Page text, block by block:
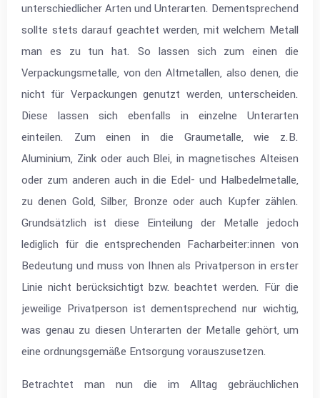
unterschiedlicher Arten und Unterarten. Dementsprechend
sollte stets darauf geachtet werden, mit welchem Metall
man es zu tun hat. So lassen sich zum einen die
Verpackungsmetalle, von den Altmetallen, also denen, die
nicht für Verpackungen genutzt werden, unterscheiden.
Diese lassen sich ebenfalls in einzelne Unterarten
einteilen. Zum einen in die Graumetalle, wie z.B.
Aluminium, Zink oder auch Blei, in magnetisches Alteisen
oder zum anderen auch in die Edel- und Halbedelmetalle,
zu denen Gold, Silber, Bronze oder auch Kupfer zählen.
Grundsätzlich ist diese Einteilung der Metalle jedoch
lediglich für die entsprechenden Facharbeiter:innen von
Bedeutung und muss von Ihnen als Privatperson in erster
Linie nicht berücksichtigt bzw. beachtet werden. Für die
jeweilige Privatperson ist dementsprechend nur wichtig,
was genau zu diesen Unterarten der Metalle gehört, um
eine ordnungsgemäße Entsorgung vorauszusetzen.
Betrachtet man nun die im Alltag gebräuchlichen